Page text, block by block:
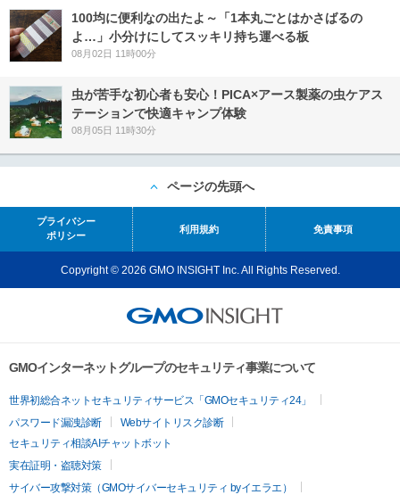
100均に便利なの出たよ～「1本丸ごとはかさばるの
よ…」小分けにしてスッキリ持ち運べる板
08月02日 11時00分
虫が苦手な初心者も安心！PICA×アース製薬の虫ケアス
テーションで快適キャンプ体験
08月05日 11時30分
ページの先頭へ
プライバシー
ポリシー
利用規約 免責事項
Copyright © 2026 GMO INSIGHT Inc. All Rights Reserved.
GMOインターネットグループのセキュリティ事業について
世界初総合ネットセキュリティサービス「GMOセキュリティ24」
パスワード漏洩診断
Webサイトリスク診断
セキュリティ相談AIチャットボット
実在証明・盗聴対策
サイバー攻撃対策（GMOサイバーセキュリティ byイエラエ）